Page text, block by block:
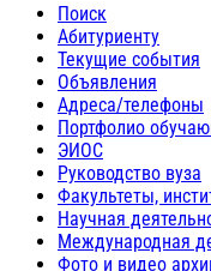
Поиск
Абитуриенту
Текущие события
Объявления
Адреса/телефоны
Портфолио
ЭИОС
Руководство вуза
Факультеты,
Научная
Международная
Фото и видео